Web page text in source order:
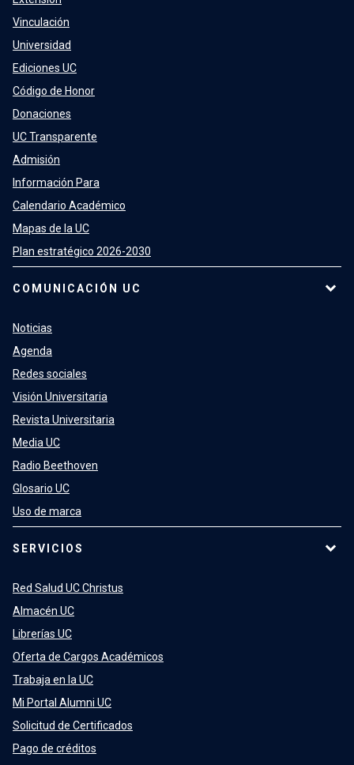
Vinculación
Universidad
Ediciones UC
Código de Honor
Donaciones
UC Transparente
Admisión
Información Para
Calendario Académico
Mapas de la UC
Plan estratégico 2026-2030
COMUNICACIÓN UC
Noticias
Agenda
Redes sociales
Visión Universitaria
Revista Universitaria
Media UC
Radio Beethoven
Glosario UC
Uso de marca
SERVICIOS
Red Salud UC Christus
Almacén UC
Librerías UC
Oferta de Cargos Académicos
Trabaja en la UC
Mi Portal Alumni UC
Solicitud de Certificados
Pago de créditos